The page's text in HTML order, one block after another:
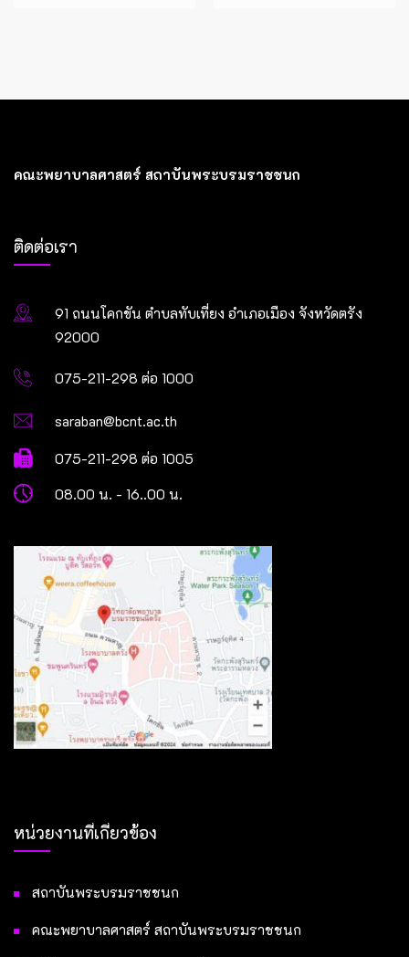
คณะพยาบาลศาสตร์ สถาบันพระบรมราชชนก
ติดต่อเรา
91 ถนนโคกขัน ตำบลทับเที่ยง อำเภอเมือง จังหวัดตรัง
92000
075-211-298 ต่อ 1000
saraban@bcnt.ac.th
075-211-298 ต่อ 1005
08.00 น. - 16..00 น.
หน่วยงานที่เกี่ยวข้อง
สถาบันพระบรมราชชนก
คณะพยาบาลศาสตร์ สถาบันพระบรมราชชนก